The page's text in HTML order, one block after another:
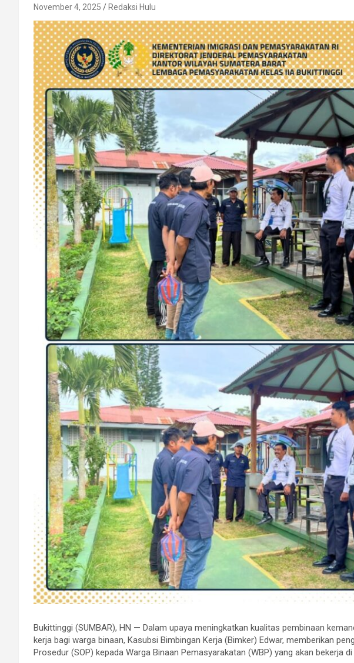
November 4, 2025 Redaksi Hulu
Bukittinggi (SUMBAR), HN — Dalam upaya meningkatkan kualitas pembinaan
kerja bagi warga binaan, Kasubsi Bimbingan Kerja (Bimker) Edwar, memberikan
Prosedur (SOP) kepada Warga Binaan Pemasyarakatan (WBP) yang akan bekerja